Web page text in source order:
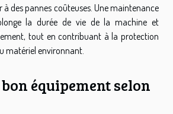
à des pannes coûteuses. Une maintenance
la durée de vie de la machine et
tout en contribuant à la protection
matériel environnant.
équipement selon